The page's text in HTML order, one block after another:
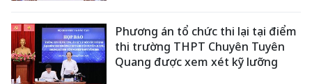
Phương án tổ chức thi lại tại điểm
thi trường THPT Chuyên Tuyên
Quang được xem xét kỹ lưỡng